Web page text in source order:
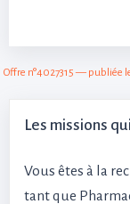
Offre n°4027315 — publiée
Les missions
Vous êtes à la
tant que